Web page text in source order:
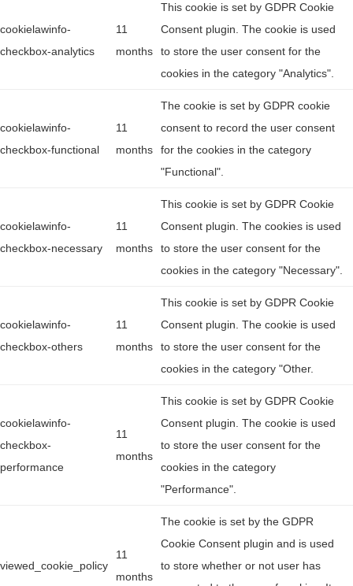
cookielawinfo-
checkbox-analytics
11
months
This cookie is set by GDPR Cookie
Consent plugin. The cookie is used
to store the user consent for the
cookies in the category "Analytics".
cookielawinfo-
checkbox-functional
11
months
The cookie is set by GDPR cookie
consent to record the user consent
for the cookies in the category
"Functional".
cookielawinfo-
checkbox-necessary
11
months
This cookie is set by GDPR Cookie
Consent plugin. The cookies is used
to store the user consent for the
cookies in the category "Necessary".
cookielawinfo-
checkbox-others
11
months
This cookie is set by GDPR Cookie
Consent plugin. The cookie is used
to store the user consent for the
cookies in the category "Other.
cookielawinfo-
checkbox-
performance
11
months
This cookie is set by GDPR Cookie
Consent plugin. The cookie is used
to store the user consent for the
cookies in the category
"Performance".
viewed_cookie_policy
11
months
The cookie is set by the GDPR
Cookie Consent plugin and is used
to store whether or not user has